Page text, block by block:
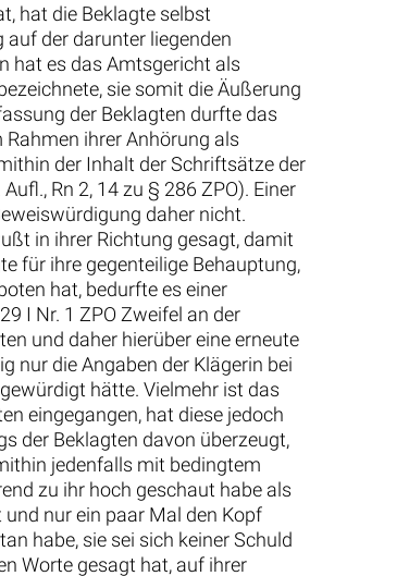
hat die Beklagte selbst
der darunter liegenden
hat es das Amtsgericht als
sie somit die Äußerung
der Beklagten durfte das
ihrer Anhörung als
der Inhalt der Schriftsätze der
Rn 2, 14 zu § 286 ZPO). Einer
daher nicht.
in ihrer Richtung gesagt, damit
für ihre gegenteilige Behauptung,
hat, bedurfte es einer
I Nr. 1 ZPO Zweifel an der
und daher hierüber eine erneute
nur die Angaben der Klägerin bei
hätte. Vielmehr ist das
eingegangen, hat diese jedoch
der Beklagten davon überzeugt,
jedenfalls mit bedingtem
zu ihr hoch geschaut habe als
nur ein paar Mal den Kopf
habe, sie sei sich keiner Schuld
Worte gesagt hat, auf ihrer